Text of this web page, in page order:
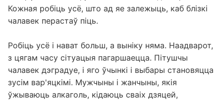
Кожная робіць усё, што ад яе залежыць, каб блізкі
чалавек перастаў піць.
Робіць усё і нават больш, а выніку няма. Наадварот,
з цягам часу сітуацыя пагаршаецца. Пітушчы
чалавек дэградуе, і яго ўчынкі і выбары становяцца
зусім вар'яцкімі. Мужчыны і жанчыны, якія
ўжываюць алкаголь, кідаюць сваіх дзяцей,